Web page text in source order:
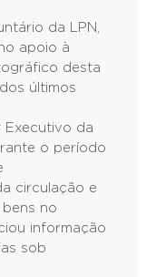
da LPN,
apoio à
desta
últimos
Executivo da
o período
circulação e
no
informação
sob